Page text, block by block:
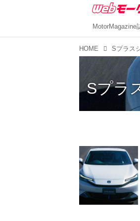
MotorMagazine
HOME Sプラス
Sプラ